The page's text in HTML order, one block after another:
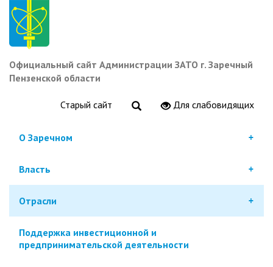
Перейти
основному
содержанию
Официальный сайт Администрации ЗАТО г. Заречный
Пензенской области
Старый сайт Для слабовидящих
О Заречном
Власть
Отрасли
Поддержка инвестиционной и
предпринимательской деятельности